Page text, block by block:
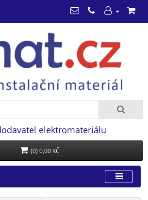
elektromateriálu
(0) 0,00 KČ